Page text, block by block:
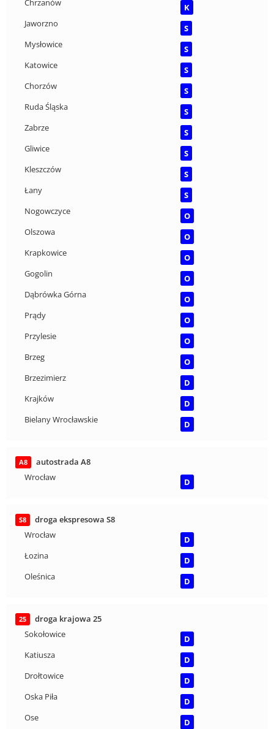
Chrzanów
K
Jaworzno
S
Mysłowice
S
Katowice
S
Chorzów
S
Ruda Śląska
S
Zabrze
S
Gliwice
S
Kleszczów
S
Łany
S
Nogowczyce
O
Olszowa
O
Krapkowice
O
Gogolin
O
Dąbrówka Górna
O
Prądy
O
Przylesie
O
Brzeg
O
Brzezimierz
D
Krajków
D
Bielany Wrocławskie
D
A8
autostrada A8
Wrocław
D
S8
droga ekspresowa S8
Wrocław
D
Łozina
D
Oleśnica
D
25
droga krajowa 25
Sokołowice
D
Katiusza
D
Drołtowice
D
Oska Piła
D
Ose
D